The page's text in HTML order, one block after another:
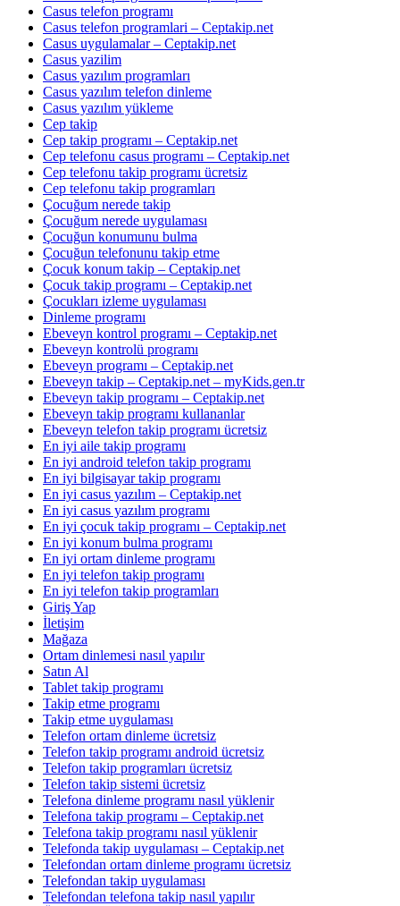
Casus telefon programı
Casus telefon programlari – Ceptakip.net
Casus uygulamalar – Ceptakip.net
Casus yazilim
Casus yazılım programları
Casus yazılım telefon dinleme
Casus yazılım yükleme
Cep takip
Cep takip programı – Ceptakip.net
Cep telefonu casus programı – Ceptakip.net
Cep telefonu takip programı ücretsiz
Cep telefonu takip programları
Çocuğum nerede takip
Çocuğum nerede uygulaması
Çocuğun konumunu bulma
Çocuğun telefonunu takip etme
Çocuk konum takip – Ceptakip.net
Çocuk takip programı – Ceptakip.net
Çocukları izleme uygulaması
Dinleme programı
Ebeveyn kontrol programı – Ceptakip.net
Ebeveyn kontrolü programı
Ebeveyn programı – Ceptakip.net
Ebeveyn takip – Ceptakip.net – myKids.gen.tr
Ebeveyn takip programı – Ceptakip.net
Ebeveyn takip programı kullananlar
Ebeveyn telefon takip programı ücretsiz
En iyi aile takip programı
En iyi android telefon takip programı
En iyi bilgisayar takip programı
En iyi casus yazılım – Ceptakip.net
En iyi casus yazılım programı
En iyi çocuk takip programı – Ceptakip.net
En iyi konum bulma programı
En iyi ortam dinleme programı
En iyi telefon takip programı
En iyi telefon takip programları
Giriş Yap
İletişim
Mağaza
Ortam dinlemesi nasıl yapılır
Satın Al
Tablet takip programı
Takip etme programı
Takip etme uygulaması
Telefon ortam dinleme ücretsiz
Telefon takip programı android ücretsiz
Telefon takip programları ücretsiz
Telefon takip sistemi ücretsiz
Telefona dinleme programı nasıl yüklenir
Telefona takip programı – Ceptakip.net
Telefona takip programı nasıl yüklenir
Telefonda takip uygulaması – Ceptakip.net
Telefondan ortam dinleme programı ücretsiz
Telefondan takip uygulaması
Telefondan telefona takip nasıl yapılır